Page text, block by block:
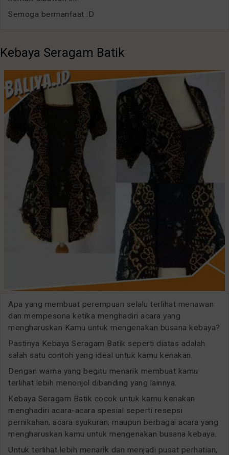
Semoga bermanfaat :D
Kebaya Seragam Batik
Apa yang membuat perempuan selalu terlihat menawan
dan mempesona ketika menghadiri acara yang
mengharuskan Kamu untuk mengenakan busana kebaya?
Pastinya Kebaya Seragam Batik seperti diatas adalah
salah satu contoh yang ideal untuk kamu kenakan.
Dengan warna yang begitu menarik membuat kamu
terlihat lebih menonjol dibanding yang lainnya.
Kebaya Seragam Batik cocok untuk kamu kenakan
menghadiri acara-acara spesial seperti resepsi
pernikahan, acara syukuran, maupun berbagai acara yang
mengharuskan kamu untuk mengenakan busana kebaya.
Untuk terlihat lebih menarik dan menjadi pusat perhatian,